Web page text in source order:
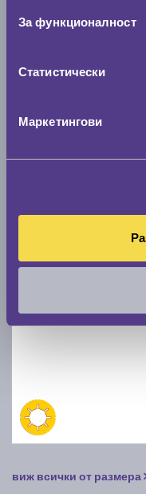
За функционалност
Статистически
Маркетингови
Летни гуми
виж всички от размера